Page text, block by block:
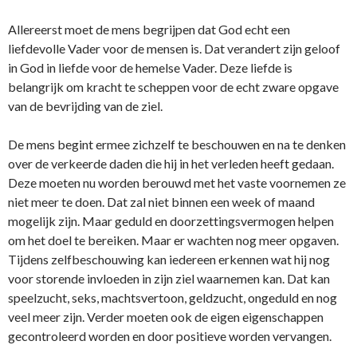
Allereerst moet de mens begrijpen dat God echt een
liefdevolle Vader voor de mensen is. Dat verandert zijn geloof
in God in liefde voor de hemelse Vader. Deze liefde is
belangrijk om kracht te scheppen voor de echt zware opgave
van de bevrijding van de ziel.
De mens begint ermee zichzelf te beschouwen en na te denken
over de verkeerde daden die hij in het verleden heeft gedaan.
Deze moeten nu worden berouwd met het vaste voornemen ze
niet meer te doen. Dat zal niet binnen een week of maand
mogelijk zijn. Maar geduld en doorzettingsvermogen helpen
om het doel te bereiken. Maar er wachten nog meer opgaven.
Tijdens zelfbeschouwing kan iedereen erkennen wat hij nog
voor storende invloeden in zijn ziel waarnemen kan. Dat kan
speelzucht, seks, machtsvertoon, geldzucht, ongeduld en nog
veel meer zijn. Verder moeten ook de eigen eigenschappen
gecontroleerd worden en door positieve worden vervangen.